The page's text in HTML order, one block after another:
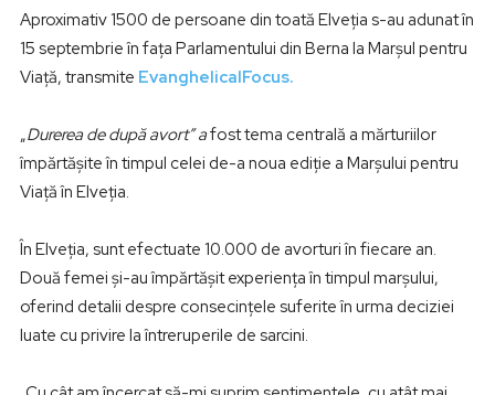
Aproximativ 1500 de persoane din toată Elveția s-au adunat în
15 septembrie în fața Parlamentului din Berna la Marșul pentru
Viață, transmite EvanghelicalFocus.
„Durerea de după avort” afost tema centrală a mărturiilor
împărtășite în timpul celei de-a noua ediție a Marșului pentru
Viață în Elveția.
În Elveția, sunt efectuate 10.000 de avorturi în fiecare an.
Două femei și-au împărtășit experiența în timpul marșului,
oferind detalii despre consecințele suferite în urma deciziei
luate cu privire la întreruperile de sarcini.